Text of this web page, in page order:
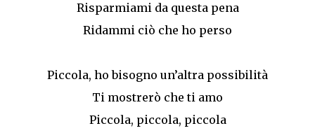
Risparmiami da questa pena
Ridammi ciò che ho perso
Piccola, ho bisogno un’altra possibilità
Ti mostrerò che ti amo
Piccola, piccola, piccola